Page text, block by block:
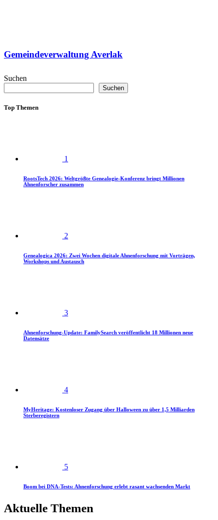
Gemeindeverwaltung Averlak
Suchen
Suchen
Top Themen
1
RootsTech 2026: Weltgrößte Genealogie-Konferenz bringt Millionen
Ahnenforscher zusammen
2
Genealogica 2026: Zwei Wochen digitale Ahnenforschung mit Vorträgen,
Workshops und Austausch
3
Ahnenforschung-Update: FamilySearch veröffentlicht 18 Millionen neue
Datensätze
4
MyHeritage: Kostenloser Zugang über Halloween zu über 1,5 Milliarden
Sterberegistern
5
Boom bei DNA-Tests: Ahnenforschung erlebt rasant wachsenden Markt
Aktuelle Themen